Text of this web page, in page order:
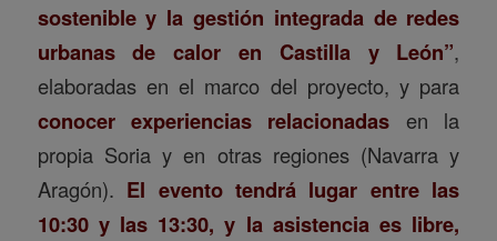
sostenible y la gestión integrada de redes
urbanas de calor en Castilla y León”,
elaboradas en el marco del proyecto, y para
conocer experiencias relacionadas en la
propia Soria y en otras regiones (Navarra y
Aragón). El evento tendrá lugar entre las
10:30 y las 13:30, y la asistencia es libre,